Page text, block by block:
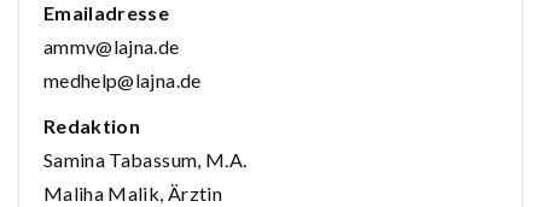
Emailadresse
ammv@lajna.de
medhelp@lajna.de
Redaktion
Samina Tabassum, M.A.
Maliha Malik, Ärztin